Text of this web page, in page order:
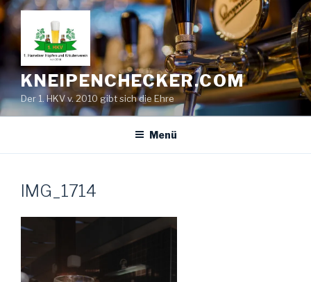
Zum
Inhalt
springen
KNEIPENCHECKER.COM
Der 1. HKV v. 2010 gibt sich die Ehre
Menü
IMG_1714